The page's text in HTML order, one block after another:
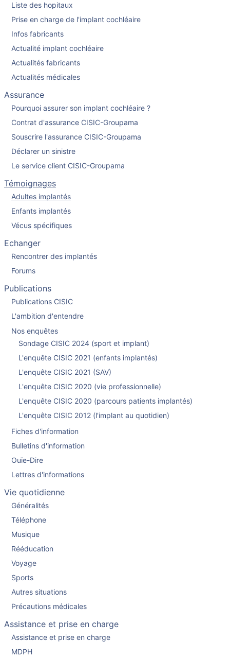
Liste des hopitaux
Prise en charge de l'implant cochléaire
Infos fabricants
Actualité implant cochléaire
Actualités fabricants
Actualités médicales
Assurance
Pourquoi assurer son implant cochléaire ?
Contrat d'assurance CISIC-Groupama
Souscrire l'assurance CISIC-Groupama
Déclarer un sinistre
Le service client CISIC-Groupama
Témoignages
Adultes implantés
Enfants implantés
Vécus spécifiques
Echanger
Rencontrer des implantés
Forums
Publications
Publications CISIC
L'ambition d'entendre
Nos enquêtes
Sondage CISIC 2024 (sport et implant)
L'enquête CISIC 2021 (enfants implantés)
L'enquête CISIC 2021 (SAV)
L'enquête CISIC 2020 (vie professionnelle)
L'enquête CISIC 2020 (parcours patients implantés)
L'enquête CISIC 2012 (l'implant au quotidien)
Fiches d'information
Bulletins d'information
Ouïe-Dire
Lettres d'informations
Vie quotidienne
Généralités
Téléphone
Musique
Rééducation
Voyage
Sports
Autres situations
Précautions médicales
Assistance et prise en charge
Assistance et prise en charge
MDPH